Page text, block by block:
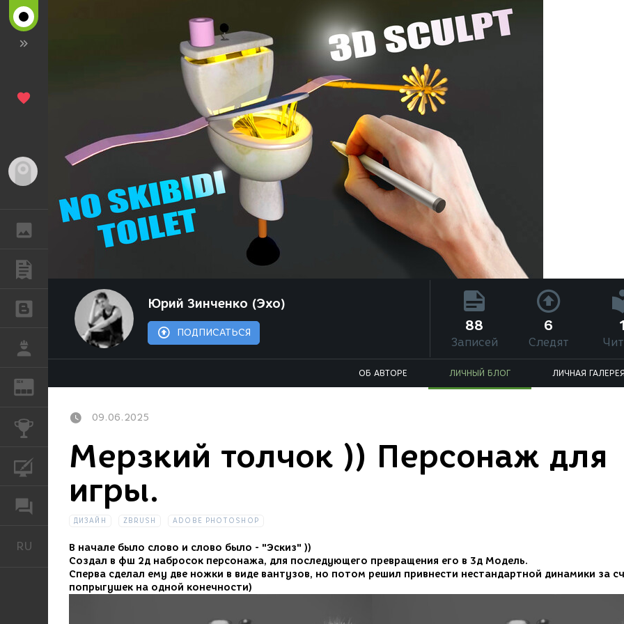
БЛОГИ
REN ЖУРНАЛ
КОНКУРСЫ
КУРСЫ
ФОРУМ
RU Русский
Юрий Зинченко (Эхо)
ПОДПИСАТЬСЯ 88
Записей
6
Следят
1
ОБ АВТОРЕ ЛИЧНЫЙ БЛОГ ЛИЧНАЯ ГАЛЕРЕЯ
09.06.2025
Мерзкий толчок )) Персонаж для
игры.
ДИЗАЙН ZBRUSH ADOBE PHOTOSHOP
В начале было слово и слово было - "Эскиз" ))
Создал в фш 2д набросок персонажа, для последующего превращения его в 3д Модель.
Сперва сделал ему две ножки в виде вантузов, но потом решил привнести нестандартной динамики за
попрыгушек на одной конечности)